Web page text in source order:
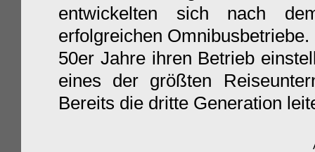
entwickelten sich nach
erfolgreichen
50er Jahre ihren Betrieb
eines der größten
Bereits die dritte Generation